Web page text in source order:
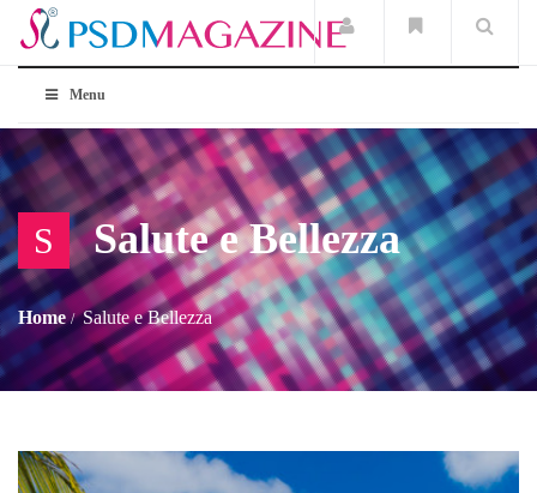
Menu
S Salute e Bellezza
Home Salute e Bellezza